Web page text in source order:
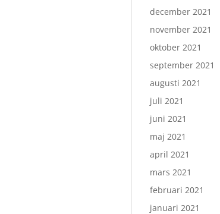
december 2021
november 2021
oktober 2021
september 2021
augusti 2021
juli 2021
juni 2021
maj 2021
april 2021
mars 2021
februari 2021
januari 2021